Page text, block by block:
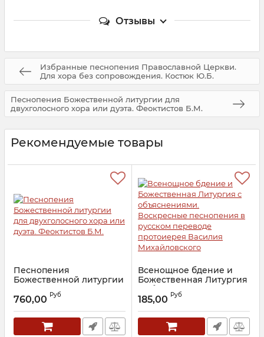
Отзывы
Избранные песнопения Православной Церкви.
Для хора без сопровождения. Костюк Ю.Б.
Песнопения Божественной литургии для
двухголосного хора или дуэта. Феоктистов Б.М.
Рекомендуемые товары
Песнопения
Божественной литургии
для двухголосного хора
или дуэта. Феоктистов
Артикул: 26568
760,00 Руб
Всенощное бдение и
Божественная Литургия
с объяснениями.
Воскресные песнопения
протоиерея Василия
Михайловского
185,00 Руб